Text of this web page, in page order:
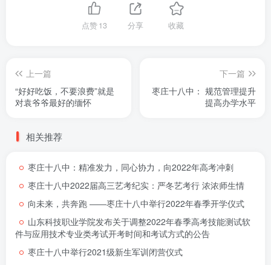
点赞13 分享 收藏
上一篇
“好好吃饭，不要浪费”就是
对袁爷爷最好的缅怀
下一篇
枣庄十八中： 规范管理提升
提高办学水平
相关推荐
枣庄十八中：精准发力，同心协力，向2022年高考冲刺
枣庄十八中2022届高三艺考纪实：严冬艺考行 浓浓师生情
向未来，共奔跑 ――枣庄十八中举行2022年春季开学仪式
山东科技职业学院发布关于调整2022年春季高考技能测试软
件与应用技术专业类考试开考时间和考试方式的公告
枣庄十八中举行2021级新生军训闭营仪式